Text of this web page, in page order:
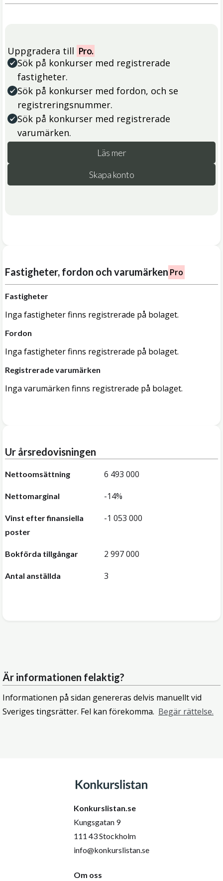
Uppgradera till Pro.
Sök på konkurser med registrerade
fastigheter.
Sök på konkurser med fordon, och se
registreringsnummer.
Sök på konkurser med registrerade
varumärken.
Läs mer
Skapa konto
Fastigheter, fordon och varumärken Pro
Fastigheter
Inga fastigheter finns registrerade på bolaget.
Fordon
Inga fastigheter finns registrerade på bolaget.
Registrerade varumärken
Inga varumärken finns registrerade på bolaget.
Ur årsredovisningen
Nettoomsättning 6 493 000
Nettomarginal -14%
Vinst efter finansiella
poster
-1 053 000
Bokförda tillgångar 2 997 000
Antal anställda 3
Är informationen felaktig?
Informationen på sidan genereras delvis manuellt vid
Sveriges tingsrätter. Fel kan förekomma. Begär rättelse.
Konkurslistan.se
Kungsgatan 9
111 43 Stockholm
info@konkurslistan.se
Om oss